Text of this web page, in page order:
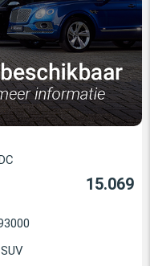
15.069
SUV